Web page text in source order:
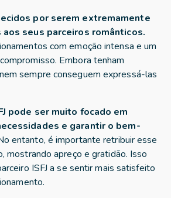
por serem extremamente
seus parceiros românticos.
com emoção intensa e um
Embora tenham
sempre conseguem expressá-las
pode ser muito focado em
e garantir o bem-
entanto, é importante retribuir esse
mostrando apreço e gratidão. Isso
ISFJ a se sentir mais satisfeito